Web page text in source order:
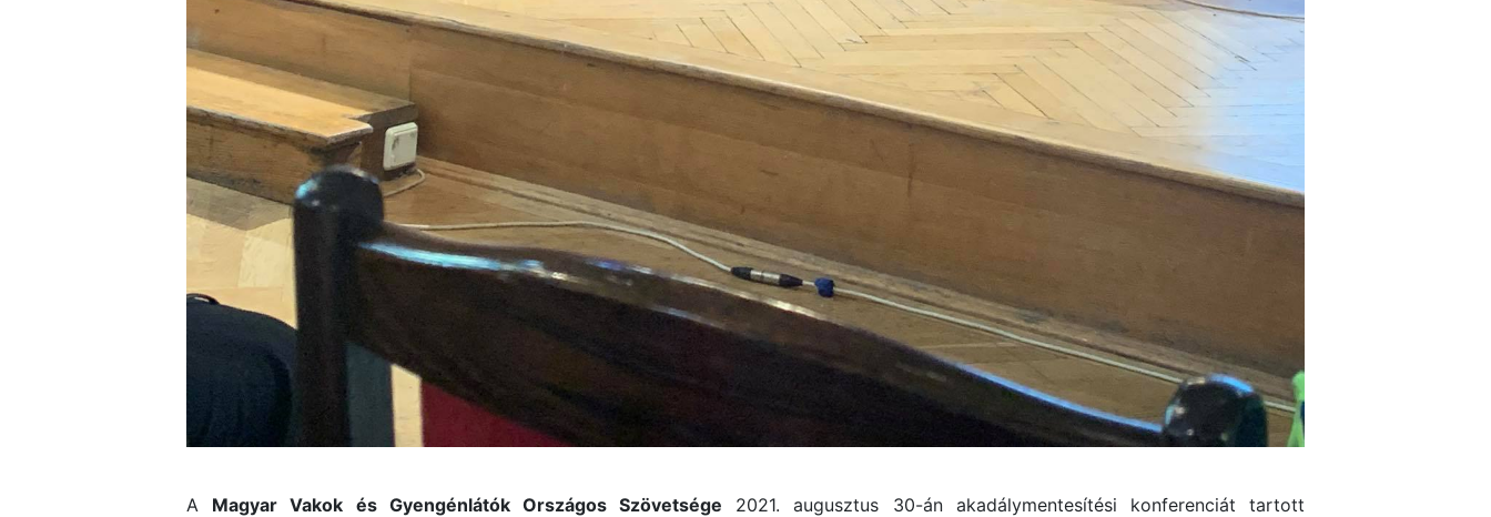
A Magyar Vakok és Gyengénlátók Országos Szövetsége 2021. augusztus 30-án akadálymentesítési konferenciát tartott